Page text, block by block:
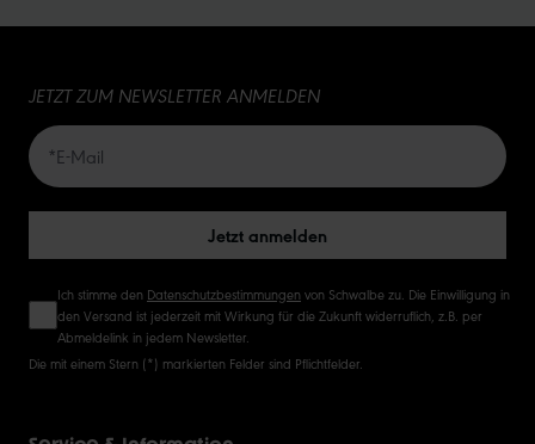
20
JETZT ZUM NEWSLETTER ANMELDEN
Jetzt anmelden
Ich stimme den Datenschutzbestimmungen von Schwalbe zu. Die Einwilligung in
den Versand ist jederzeit mit Wirkung für die Zukunft widerruflich, z.B. per
Abmeldelink in jedem Newsletter.
Die mit einem Stern (*) markierten Felder sind Pflichtfelder.